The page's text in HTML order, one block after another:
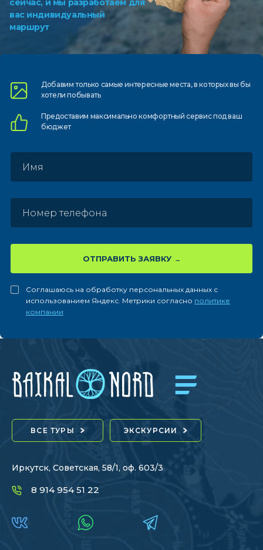
сейчас, и мы разработаем для
вас индивидуальный
маршрут
Добавим только самыеинтересные места, в которыхвы бы
хотели побывать
Предоставим максимально комфортныйсервис под ваш
бюджет
ОТПРАВИТЬ ЗАЯВКУ
Соглашаюсь на обработку персональных данных с
использованием Яндекс. Метрики согласно политике
компании
ВСЕ ТУРЫ ЭКСКУРСИИ
Иркутск, Советская, 58/1, оф. 603/3
8 914 954 51 22